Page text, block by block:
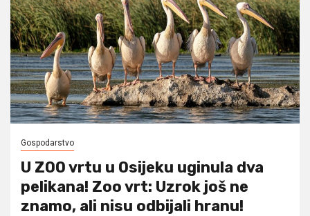
Gospodarstvo
U ZOO vrtu u Osijeku uginula dva
pelikana! Zoo vrt: Uzrok još ne
znamo, ali nisu odbijali hranu!